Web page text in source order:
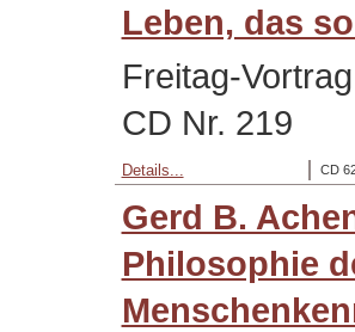
Leben, das
Freitag-
CD Nr. 219
CD
Details...
Gerd B.
Philosophie